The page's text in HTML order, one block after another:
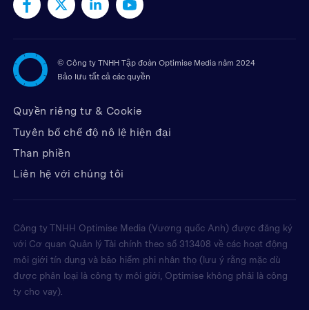
© Công ty TNHH Tập đoàn Optimise Media năm 2024
Bảo lưu tất cả các quyền
Quyền riêng tư & Cookie
Tuyên bố chế độ nô lệ hiện đại
Than phiền
Liên hệ với chúng tôi
Công ty TNHH Optimise Media (Vương quốc Anh) được đăng ký
với Cơ quan Quản lý Tài chính theo số 313408 về các hoạt động
môi giới tín dụng và bảo hiểm phi nhân thọ (lưu ý rằng mặc dù
được phân loại là công ty môi giới, Optimise không phải là công
ty cho vay).